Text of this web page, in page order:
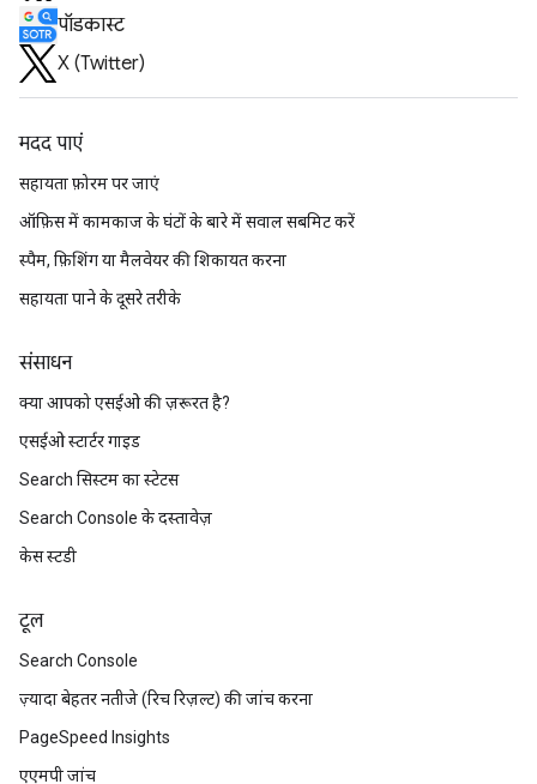
पॉडकास्ट
X (Twitter)
मदद पाएं
सहायता फ़ोरम पर जाएं
ऑफ़िस में कामकाज के घंटों के बारे में सवाल सबमिट करें
स्पैम, फ़िशिंग या मैलवेयर की शिकायत करना
सहायता पाने के दूसरे तरीके
संसाधन
क्या आपको एसईओ की ज़रूरत है?
एसईओ स्टार्टर गाइड
Search सिस्टम का स्टेटस
Search Console के दस्तावेज़
केस स्टडी
टूल
Search Console
ज़्यादा बेहतर नतीजे (रिच रिज़ल्ट) की जांच करना
PageSpeed Insights
एएमपी जांच